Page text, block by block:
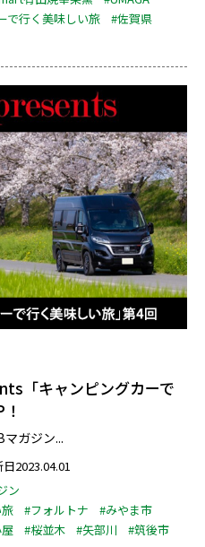
で行く美味しい旅
#佐賀県
「キャンピングカーで
ガジン...
2023.04.01
ン
#フォルトナ
#みやま市
#桜並木 #矢部川
#筑後市